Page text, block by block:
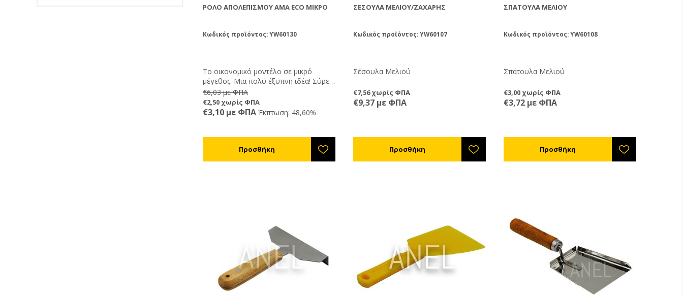
ΡΟΛΌ ΑΠΟΛΕΠΙΣΜΟΎ ΑMA ECO ΜΙΚΡΌ
Κωδικός προϊόντος: YW60130
Το οικονομικό μοντέλο σε μικρό
μέγεθος. Μια πολύ έξυπνη ιδέα! Σύρετε
το ρολό πάνω στην κηρήθρα και οι
μύτες θα ανοίξουν τα σφραγισμένα
κελιά ώστε να τα βάλετε μετά στο
μελιτοεξαγωγέα.
€6,03 με ΦΠΑ
€2,50 χωρίς ΦΠΑ
€3,10 με ΦΠΑ Έκπτωση: 48,60%
ΣΈΣΟΥΛΑ ΜΕΛΙΟΎ/ΖΆΧΑΡΗΣ
Κωδικός προϊόντος: YW60107
Σέσουλα Μελιού
€7,56 χωρίς ΦΠΑ
€9,37 με ΦΠΑ
ΣΠΆΤΟΥΛΑ ΜΕΛΙΟΎ
Κωδικός προϊόντος: YW60108
Σπάτουλα Μελιού
€3,00 χωρίς ΦΠΑ
€3,72 με ΦΠΑ